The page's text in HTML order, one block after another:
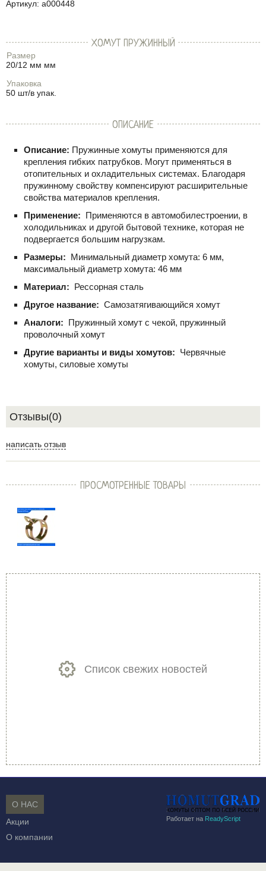
Артикул: a000448
ХОМУТ ПРУЖИННЫЙ
Размер
20/12 мм мм
Упаковка
50 шт/в упак.
ОПИСАНИЕ
Описание: Пружинные хомуты применяются для
крепления гибких патрубков. Могут применяться в
отопительных и охладительных системах. Благодаря
пружинному свойству компенсируют расширительные
свойства материалов крепления.
Применение: Применяются в автомобилестроении, в
холодильниках и другой бытовой технике, которая не
подвергается большим нагрузкам.
Размеры: Минимальный диаметр хомута: 6 мм,
максимальный диаметр хомута: 46 мм
Материал: Рессорная сталь
Другое название: Самозатягивающийся хомут
Аналоги: Пружинный хомут с чекой, пружинный
проволочный хомут
Другие варианты и виды хомутов: Червячные
хомуты, силовые хомуты
Отзывы(0)
написать отзыв
ПРОСМОТРЕННЫЕ ТОВАРЫ
Список свежих новостей
Работает на ReadyScript
О НАС
Акции
О компании